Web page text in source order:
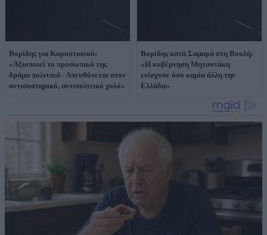
Βορίδης για Καρυστιανού:
«Αξιοποιεί το προσωπικό της
δράμα πολιτικά - Απευθύνεται στον
αντισυστημικό, αντιπολιτικό χυλό»
Βορίδης κατά Σαμαρά στη Βουλή:
«Η κυβέρνηση Μητσοτάκη
ενίσχυσε όσο καμία άλλη την
Ελλάδα»